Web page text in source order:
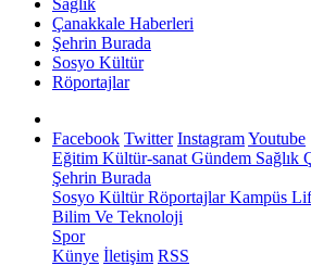
Sağlık
Çanakkale Haberleri
Şehrin Burada
Sosyo Kültür
Röportajlar
Facebook Twitter InstagramYoutube
Eğitim Kültür-sanat Gündem Sağlık
Şehrin Burada
Sosyo KültürRöportajlarKampüs
Bilim Ve Teknoloji
Spor
Künye İletişim RSS